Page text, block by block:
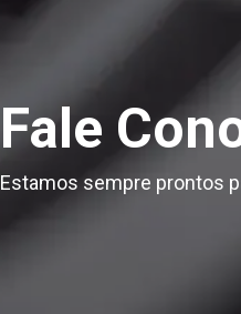
Fale
Estamos sempre prontos